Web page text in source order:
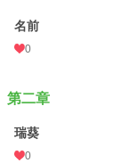
月間ポイント
年間ポイント
名前
0
第二章
瑞葵
0